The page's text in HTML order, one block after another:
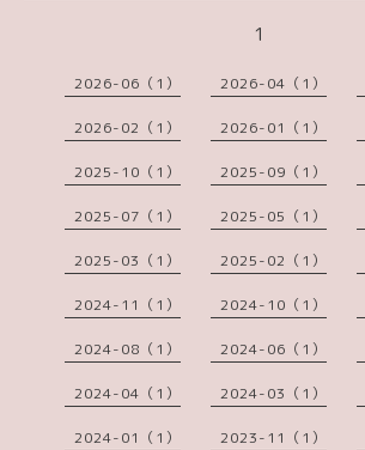
1
2026-06（1） 2026-04（1）
2026-02（1） 2026-01（1）
2025-10（1） 2025-09（1）
2025-07（1） 2025-05（1）
2025-03（1） 2025-02（1）
2024-11（1） 2024-10（1）
2024-08（1） 2024-06（1）
2024-04（1） 2024-03（1）
2024-01（1） 2023-11（1）